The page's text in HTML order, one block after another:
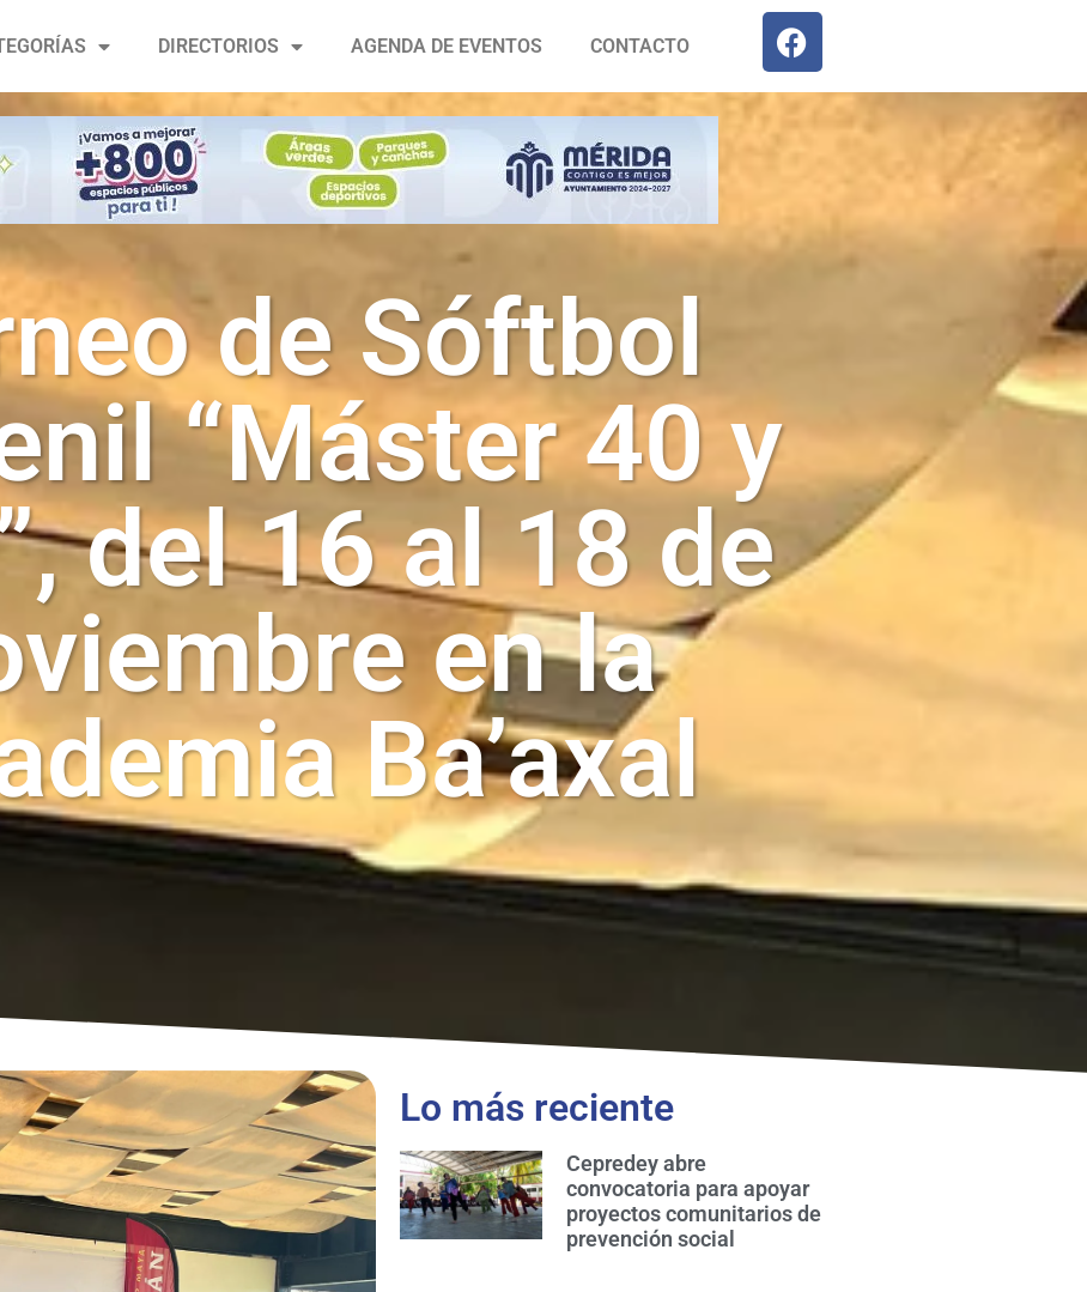
DIRECTORIOS AGENDA DE EVENTOS CONTACTO
de Sóftbol
“Máster 40 y
del 16 al 18 de
en la
Ba’axal
Lo más reciente
Cepredey abre
convocatoria para apoyar
proyectos comunitarios de
prevención social